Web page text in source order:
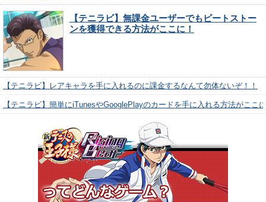
【テニラビ】無課金ユーザーでもビートストー
ンを獲得できる方法がここに！
【テニラビ】レアキャラを手に入れるのに課金するなんて勿体ないぞ！！
【テニラビ】簡単にiTunesやGooglePlayのカードを手に入れる方法がここ